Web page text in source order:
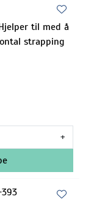
til med å
strapping
+
393